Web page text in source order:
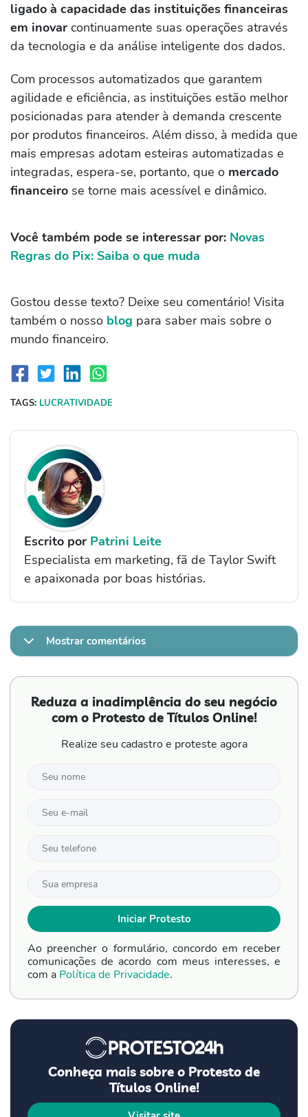
ligado à capacidade das instituições financeiras
em inovar continuamente suas operações através
da tecnologia e da análise inteligente dos dados.
Com processos automatizados que garantem
agilidade e eficiência, as instituições estão melhor
posicionadas para atender à demanda crescente
por produtos financeiros. Além disso, à medida que
mais empresas adotam esteiras automatizadas e
integradas, espera-se, portanto, que o mercado
financeiro se torne mais acessível e dinâmico.
Você também pode se interessar por: Novas
Regras do Pix: Saiba o que muda
Gostou desse texto? Deixe seu comentário! Visita
também o nosso blog para saber mais sobre o
mundo financeiro.
TAGS: LUCRATIVIDADE
Escrito por Patrini Leite
Especialista em marketing, fã de Taylor Swift
e apaixonada por boas histórias.
Mostrar comentários
Reduza a inadimplência do seu negócio
com o Protesto de Títulos Online!
Realize seu cadastro e proteste agora
Ao preencher o formulário, concordo em receber
comunicações de acordo com meus interesses, e
com a Política de Privacidade.
Conheça mais sobre o Protesto de
Títulos Online!